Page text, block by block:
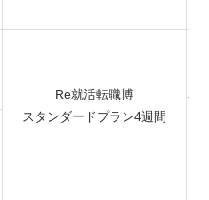
Re就活転職博
スタンダードプラン4週間
名